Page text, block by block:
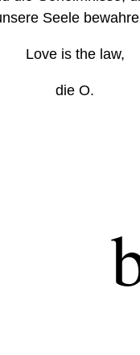
Seele
Love is the law,
die O.